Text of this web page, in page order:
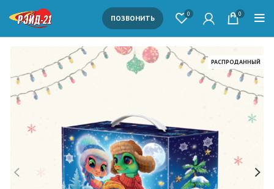
ПОЗВОНИТЬ 0 0
РАСПРОДАННЫЙ